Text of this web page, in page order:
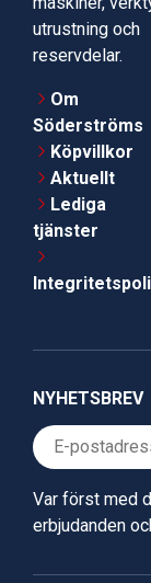
utrustning och
reservdelar.
Om
Söderströms
Köpvillkor
Aktuellt
Lediga
tjänster
NYHETSBREV
Var först med
erbjudanden